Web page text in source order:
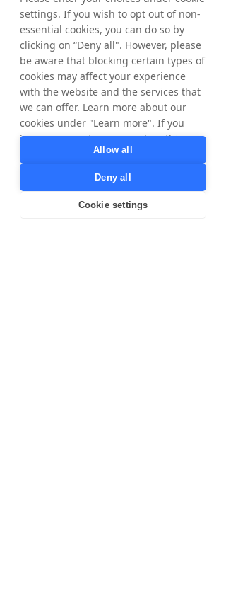
acciones, antes de la junta general anual de
2015, en NASDAQ OMX Stockholm para
cubrir ciertos gastos, principalmente las
cuotas de seguridad social.
Para conocer los detalles completos de cada
propuesta adoptada por la junta general
anual, consulte
www.tradedoubler.com
Para obtener más información, póngase en
contacto con:
Matthias Stadelmeyer, presidente interino y
director ejecutivo
Teléfono: +49 (0)89 2158 72 290
settings. If you wish to opt out of non-
essential cookies, you can do so by
clicking on “Deny all". However, please
be aware that blocking certain types of
cookies may affect your experience
with the website and the services that
we can offer. Learn more about our
cookies under "Learn more". If you
have any questions regarding this,
privacy@tradedoubler.com
dpo@tradedoubler.com
read more about our data processing
Allow all
Deny all
Cookie settings